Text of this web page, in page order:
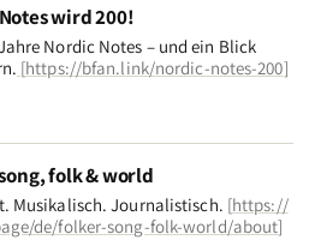
wird 200!
Nordic Notes – und ein Blick
. [https://bfan.link/nordic-notes-200]
folk & world
Musikalisch. Journalistisch. [https://
de/folker-song-folk-world/about]